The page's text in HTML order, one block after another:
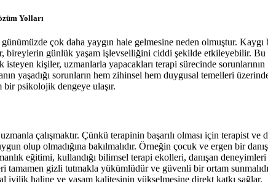
Yolları
günümüzde çok daha yaygın hale gelmesine neden olmuştur.
günlük yaşam işlevselliğini ciddi şekilde etkileyebilir. Bu
kişiler, uzmanlarla yapacakları terapi sürecinde
yaşadığı sorunların hem zihinsel hem duygusal temelleri
bir psikolojik dengeye ulaşır.
çalışmaktır. Çünkü terapinin başarılı olması için terapist
olup olmadığına bakılmalıdır. Örneğin çocuk ve ergen bir
eğitimi, kullandığı bilimsel terapi ekolleri, danışan
tamamen gizli tutmakla yükümlüdür ve güvenli bir ortam
iyilik haline ve yaşam kalitesinin yükselmesine direkt katkı sağlar.